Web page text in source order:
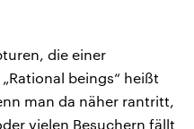
die einer
beings“ heißt
man da näher rantritt,
vielen Besuchern fällt